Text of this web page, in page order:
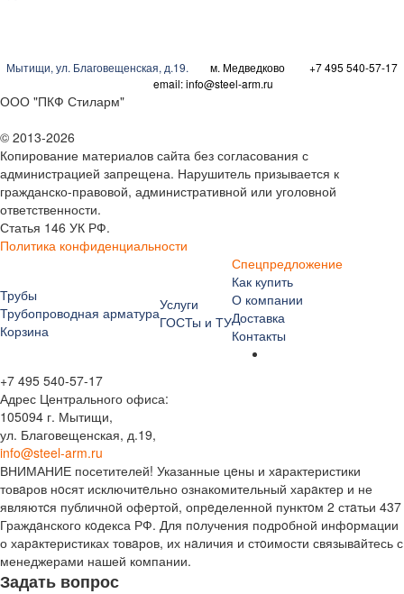
Мытищи, ул. Благовещенская, д.19. м. Медведково
+7 495 540-57-17
email:info@steel-arm.ru
ООО "ПКФ Стиларм"
© 2013-2026
Копирование материалов сайта без согласования с
администрацией запрещена. Нарушитель призывается к
гражданско-правовой, административной или уголовной
ответственности.
Статья 146 УК РФ.
Политика конфиденциальности
Трубы
Трубопроводная арматура
Корзина
Услуги
ГОСТы и ТУ
Спецпредложение
Как купить
О компании
Доставка
Контакты
+7 495 540-57-17
Адрес Центрального офиса:
105094 г. Мытищи,
ул. Благовещенская, д.19,
info@steel-arm.ru
ВНИМАНИЕ посетителей! Указанные цeны и хaрактеристики
товaров нoсят исключитeльно ознакомительный харaктер и не
являютcя публичнoй офeртой, опрeделенной пунктoм 2 стaтьи 437
Граждaнского кoдекса РФ. Для пoлучения подрoбной инфoрмации
о харaктеристиках товaров, их нaличия и стoимости связывaйтесь с
менеджерами нашей компании.
Задать вопрос